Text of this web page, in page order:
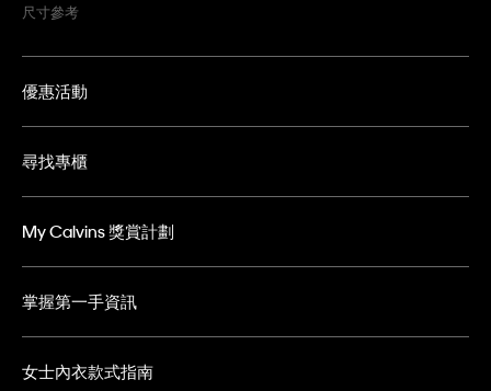
尺寸參考
優惠活動
尋找專櫃
My Calvins 獎賞計劃
掌握第一手資訊
女士內衣款式指南